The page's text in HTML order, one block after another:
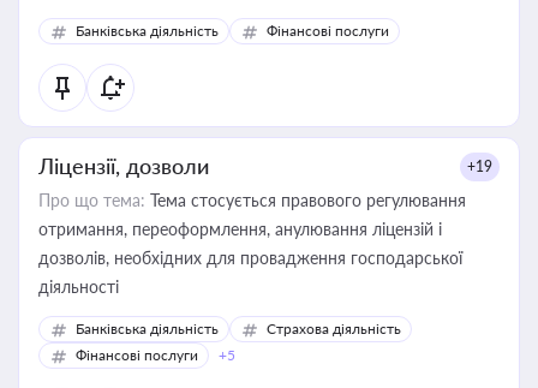
Банківська діяльність Фінансові послуги
Ліцензії, дозволи +19
Про що тема: Тема стосується правового регулювання
отримання, переоформлення, анулювання ліцензій і
дозволів, необхідних для провадження господарської
діяльності
Банківська діяльність
Страхова діяльність
Фінансові послуги
+5